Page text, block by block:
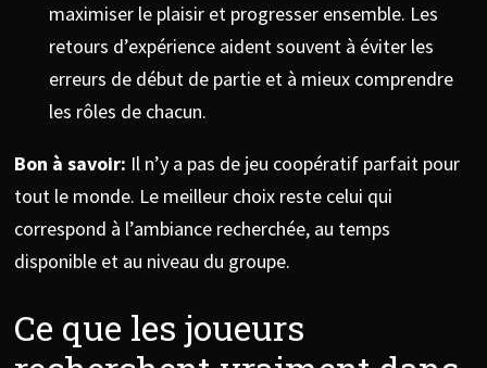
maximiser le plaisir et progresser ensemble. Les
retours d’expérience aident souvent à éviter les
erreurs de début de partie et à mieux comprendre
les rôles de chacun.
Bon à savoir: Il n’y a pas de jeu coopératif parfait pour
tout le monde. Le meilleur choix reste celui qui
correspond à l’ambiance recherchée, au temps
disponible et au niveau du groupe.
Ce que les joueurs